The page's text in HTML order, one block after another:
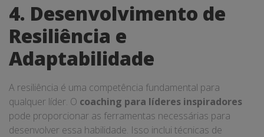
4. Desenvolvimento de
Resiliência e
Adaptabilidade
A resiliência é uma competência fundamental para
qualquer líder. O coaching para líderes inspiradores
pode proporcionar as ferramentas necessárias para
desenvolver essa habilidade. Isso inclui técnicas de